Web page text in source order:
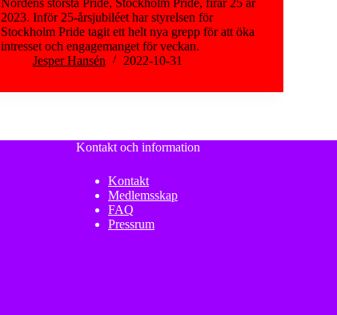
Nordens största Pride, Stockholm Pride, firar 25 år
2023. Inför 25-årsjubiléet har styrelsen för
Stockholm Pride tagit ett helt nya grepp för att öka
intresset och engagemanget för veckan.
Jesper Hansén
2022-10-31
Kontakt och information
Kontakt
Medlemsskap
FAQ
Pressrum